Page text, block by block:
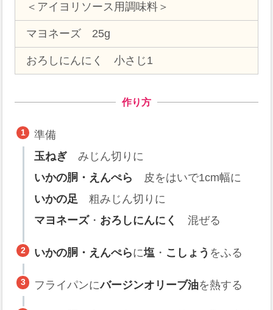
＜アイヨリソース用調味料＞
マヨネーズ 25g
おろしにんにく 小さじ1
作り方
準備
玉ねぎ みじん切りに
いかの胴・えんぺら
皮をはいで1cm幅に
いかの足 粗みじん切りに
マヨネーズ・ おろしにんにく 混ぜる
いかの胴・えんぺらに塩 ・ こしょう をふる
フライパンにバージンオリーブ油を熱する